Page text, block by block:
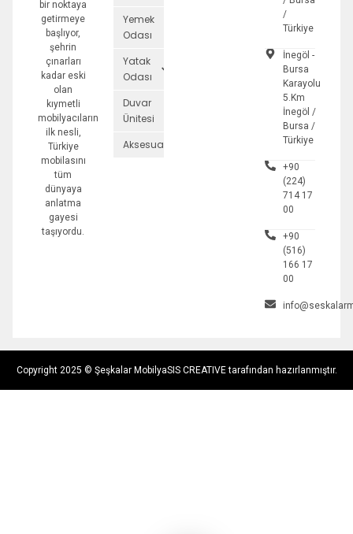
bir noktaya
getirmeye
başlıyor,
şehrin
çınarları
kadar eski
olan
kıymetli
mobilyacıların
ilk nesli,
Türkiye
mobilasını
tüm
dünyaya
anlatma
gayesi
taşıyordu.
Yemek
Odası
Yatak
Odası
Duvar
Ünitesi
Aksesuarlar
/
Türkiye
İnegöl -
Bursa
Karayolu
5.Km
İnegöl /
Bursa /
Türkiye
+90
(224)
714 17
00
+90
(516)
166 17
00
Copyright 2025 © Şeşkalar MobilyaSIS CREATIVE tarafından hazırlanmıştır.